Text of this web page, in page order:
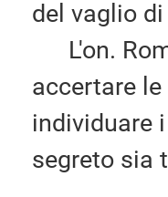
del vaglio
L'on.
accertare
individuare
segreto sia